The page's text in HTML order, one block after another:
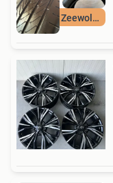
Beilen & Zeewolde